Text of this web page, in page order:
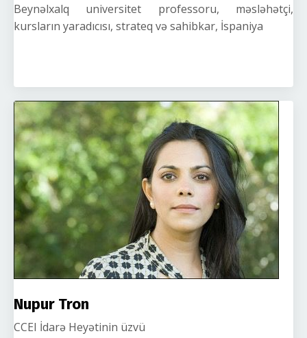
Beynəlxalq universitet professoru, məsləhətçi,
kursların yaradıcısı, strateq və sahibkar, İspaniya
Nupur Tron
CCEI İdarə Heyətinin üzvü